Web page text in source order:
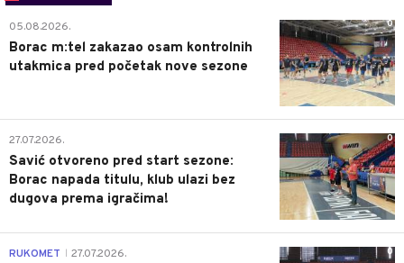
0
05.08.2026.
Borac m:tel zakazao osam kontrolnih
utakmica pred početak nove sezone
0
27.07.2026.
Savić otvoreno pred start sezone:
Borac napada titulu, klub ulazi bez
dugova prema igračima!
0
RUKOMET 27.07.2026.